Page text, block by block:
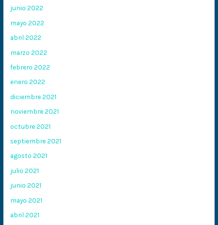
junio 2022
mayo 2022
abril 2022
marzo 2022
febrero 2022
enero 2022
diciembre 2021
noviembre 2021
octubre 2021
septiembre 2021
agosto 2021
julio 2021
junio 2021
mayo 2021
abril 2021